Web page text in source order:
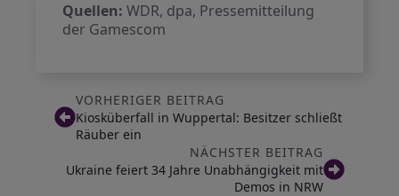
Quellen: WDR, dpa, Pressemitteilung
der Gamescom
VORHERIGER BEITRAG
Kiosküberfall in Wuppertal: Besitzer schließt
Räuber ein
NÄCHSTER BEITRAG
Ukraine feiert 34 Jahre Unabhängigkeit mit
Demos in NRW